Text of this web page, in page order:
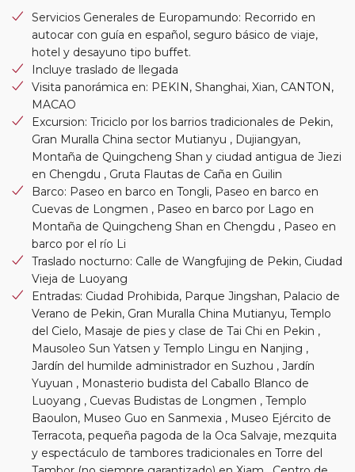
Servicios Generales de Europamundo: Recorrido en
autocar con guía en español, seguro básico de viaje,
hotel y desayuno tipo buffet.
Incluye traslado de llegada
Visita panorámica en: PEKIN, Shanghai, Xian, CANTON,
MACAO
Excursion: Triciclo por los barrios tradicionales de Pekin,
Gran Muralla China sector Mutianyu , Dujiangyan,
Montaña de Quingcheng Shan y ciudad antigua de Jiezi
en Chengdu , Gruta Flautas de Caña en Guilin
Barco: Paseo en barco en Tongli, Paseo en barco en
Cuevas de Longmen , Paseo en barco por Lago en
Montaña de Quingcheng Shan en Chengdu , Paseo en
barco por el río Li
Traslado nocturno: Calle de Wangfujing de Pekin, Ciudad
Vieja de Luoyang
Entradas: Ciudad Prohibida, Parque Jingshan, Palacio de
Verano de Pekin, Gran Muralla China Mutianyu, Templo
del Cielo, Masaje de pies y clase de Tai Chi en Pekin ,
Mausoleo Sun Yatsen y Templo Lingu en Nanjing ,
Jardín del humilde administrador en Suzhou , Jardín
Yuyuan , Monasterio budista del Caballo Blanco de
Luoyang , Cuevas Budistas de Longmen , Templo
Baoulon, Museo Guo en Sanmexia , Museo Ejército de
Terracota, pequeña pagoda de la Oca Salvaje, mezquita
y espectáculo de tambores tradicionales en Torre del